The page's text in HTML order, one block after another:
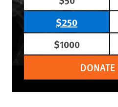
$250
$1000